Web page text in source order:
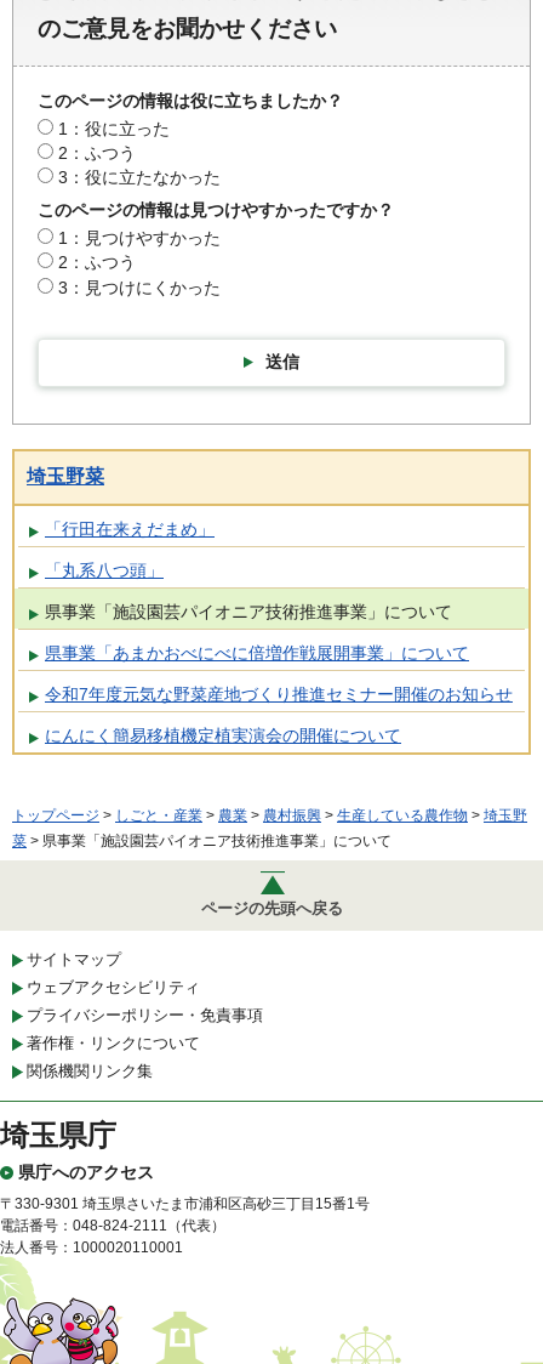
のご意見をお聞かせください
このページの情報は役に立ちましたか？
1：役に立った
2：ふつう
3：役に立たなかった
このページの情報は見つけやすかったですか？
1：見つけやすかった
2：ふつう
3：見つけにくかった
送信
埼玉野菜
「行田在来えだまめ」
「丸系八つ頭」
県事業「施設園芸パイオニア技術推進事業」について
県事業「あまかおべにべに倍増作戦展開事業」について
令和7年度元気な野菜産地づくり推進セミナー開催のお知らせ
にんにく簡易移植機定植実演会の開催について
トップページ > しごと・産業 > 農業 > 農村振興 > 生産している農作物 > 埼玉野
菜 > 県事業「施設園芸パイオニア技術推進事業」について
ページの先頭へ戻る
サイトマップ
ウェブアクセシビリティ
プライバシーポリシー・免責事項
著作権・リンクについて
関係機関リンク集
埼玉県庁
県庁へのアクセス
〒330-9301 埼玉県さいたま市浦和区高砂三丁目15番1号
電話番号：048-824-2111（代表）
法人番号：1000020110001